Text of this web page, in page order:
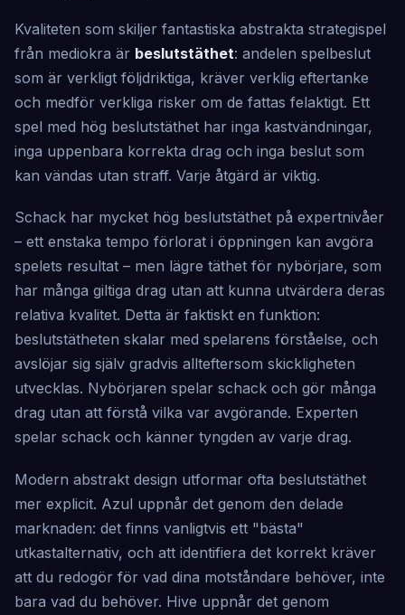
Kvaliteten som skiljer fantastiska abstrakta strategispel
från mediokra är beslutstäthet: andelen spelbeslut
som är verkligt följdriktiga, kräver verklig eftertanke
och medför verkliga risker om de fattas felaktigt. Ett
spel med hög beslutstäthet har inga kastvändningar,
inga uppenbara korrekta drag och inga beslut som
kan vändas utan straff. Varje åtgärd är viktig.
Schack har mycket hög beslutstäthet på expertnivåer
– ett enstaka tempo förlorat i öppningen kan avgöra
spelets resultat – men lägre täthet för nybörjare, som
har många giltiga drag utan att kunna utvärdera deras
relativa kvalitet. Detta är faktiskt en funktion:
beslutstätheten skalar med spelarens förståelse, och
avslöjar sig själv gradvis allteftersom skickligheten
utvecklas. Nybörjaren spelar schack och gör många
drag utan att förstå vilka var avgörande. Experten
spelar schack och känner tyngden av varje drag.
Modern abstrakt design utformar ofta beslutstäthet
mer explicit. Azul uppnår det genom den delade
marknaden: det finns vanligtvis ett "bästa"
utkastalternativ, och att identifiera det korrekt kräver
att du redogör för vad dina motståndare behöver, inte
bara vad du behöver. Hive uppnår det genom